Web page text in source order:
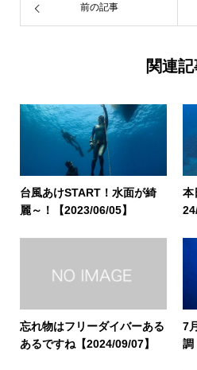
前の記事
関連
台風あけSTART！水面が綺
麗～！【2023/06/05】
本
忘れ物はフリーダイバーある
あるですね【2024/09/07】
7
調